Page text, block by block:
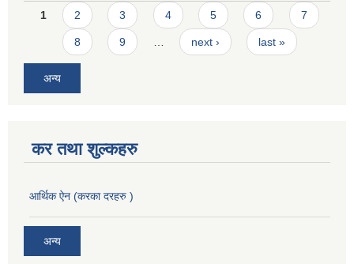
Pages
1 2 3 4 5 6 7
8 9 next › last »
अन्य
कर तथा शुल्कहरु
आर्थिक ऐन (करका दरहरु )
अन्य